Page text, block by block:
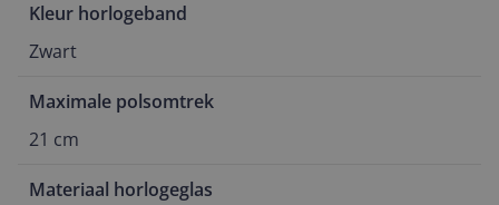
Kleur horlogeband
Zwart
Maximale polsomtrek
21 cm
Materiaal horlogeglas